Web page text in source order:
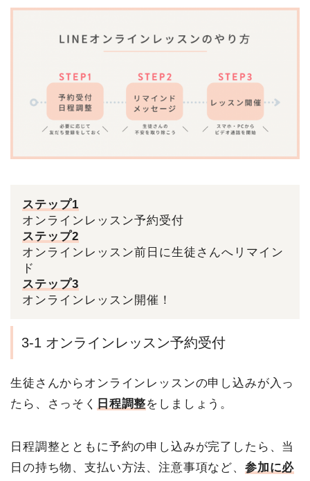
ステップ1
オンラインレッスン予約受付
ステップ2
オンラインレッスン前日に生徒さんへリマイン
ド
ステップ3
オンラインレッスン開催！
3-1 オンラインレッスン予約受付
生徒さんからオンラインレッスンの申し込みが入っ
たら、さっそく 日程調整をしましょう。
日程調整とともに予約の申し込みが完了したら、当
日の持ち物、支払い方法、注意事項など、 参加に必